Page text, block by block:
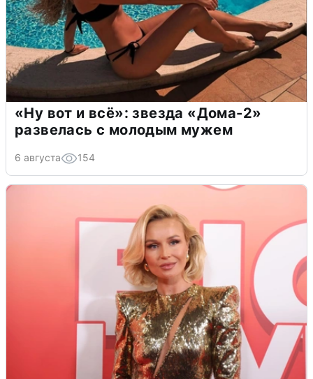
«Ну вот и всё»: звезда «Дома-2»
развелась с молодым мужем
6 августа 154